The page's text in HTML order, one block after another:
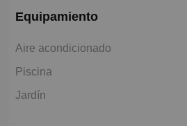
Equipamiento
Aire acondicionado
Piscina
Jardín